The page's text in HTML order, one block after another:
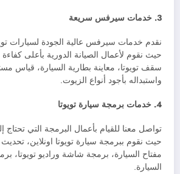
3. خدمات سيرفس سريعة
نقدم خدمات سيرفس عالية الجودة لسيارات
حيث نقوم لأعمال الصيانة الدورية بأعلى
سقف تويوتا، معاينة بطارية السيارة، قياس
واستبداله بأجود أنواع الزيوت.
4. خدمات برمجة سيارة تويوتا
تواصل معنا للقيام بأعمال البرمجة التي تحتاج
حيث نقوم ببرمجة سيارة تويوتا اونلاين،
مفتاح السيارة، برمجة شاشة وراديو تويوتا،
السيارة.